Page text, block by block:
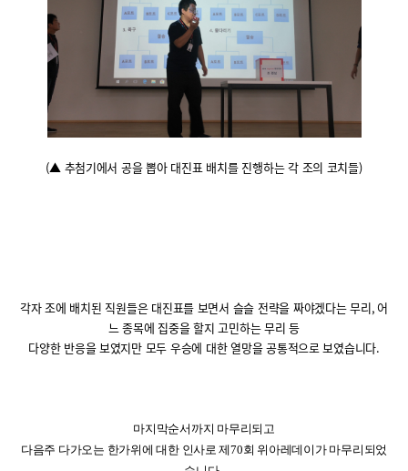
(▲ 추첨기에서 공을 뽑아 대진표 배치를 진행하는 각 조의 코치들)
각자 조에 배치된 직원들은 대진표를 보면서 슬슬 전략을 짜야겠다는 무리,어
느 종목에 집중을 할지 고민하는 무리 등
다양한 반응을 보였지만 모두 우승에 대한 열망을 공통적으로 보였습니다.
마지막순서까지 마무리되고
다음주 다가오는 한가위에 대한 인사로 제70회 위아레데이가 마무리되었